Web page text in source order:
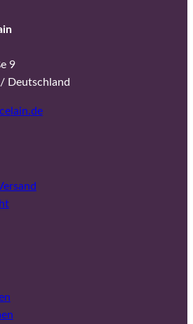
9
Deutschland